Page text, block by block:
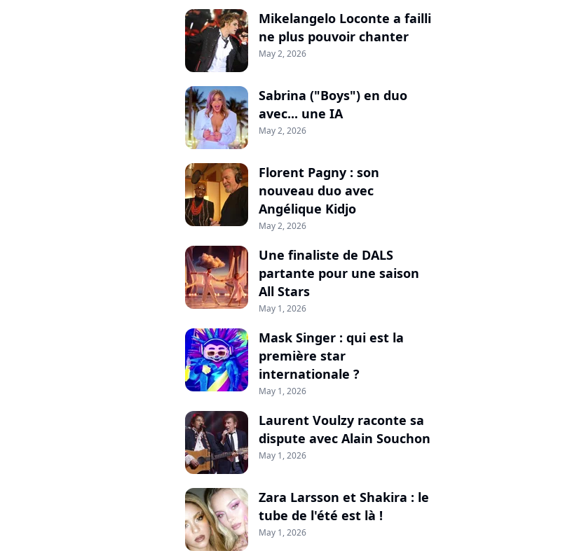
Mikelangelo Loconte a failli
ne plus pouvoir chanter
May 2, 2026
Sabrina ("Boys") en duo
avec... une IA
May 2, 2026
Florent Pagny : son
nouveau duo avec
Angélique Kidjo
May 2, 2026
Une finaliste de DALS
partante pour une saison
All Stars
May 1, 2026
Mask Singer : qui est la
première star
internationale ?
May 1, 2026
Laurent Voulzy raconte sa
dispute avec Alain Souchon
May 1, 2026
Zara Larsson et Shakira : le
tube de l'été est là !
May 1, 2026